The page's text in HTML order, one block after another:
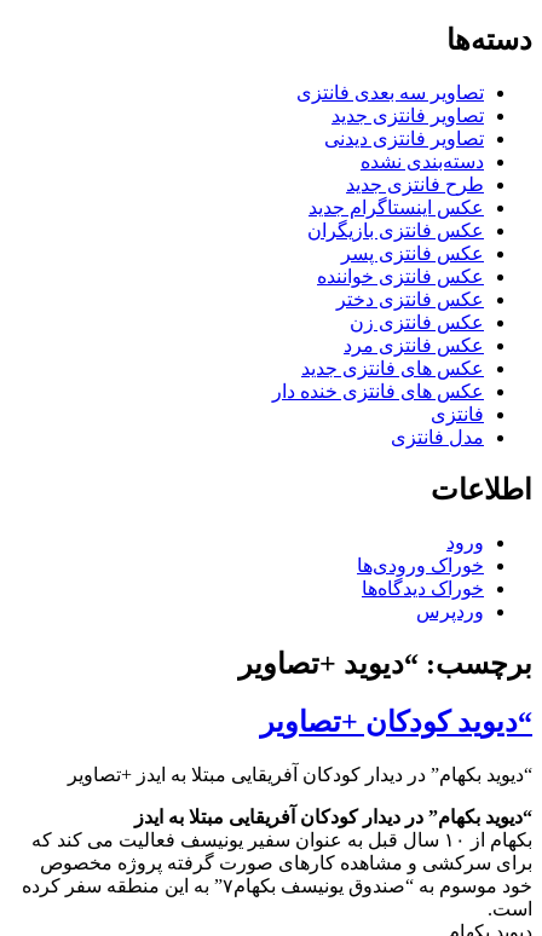
دسته‌ها
تصاویر سه بعدی فانتزی
تصاویر فانتزی جدید
تصاویر فانتزی دیدنی
دسته‌بندی نشده
طرح فانتزی جدید
عکس اینستاگرام جدید
عکس فانتزی بازیگران
عکس فانتزی پسر
عکس فانتزی خواننده
عکس فانتزی دختر
عکس فانتزی زن
عکس فانتزی مرد
عکس های فانتزی جدید
عکس های فانتزی خنده دار
فانتزی
مدل فانتزی
اطلاعات
ورود
خوراک ورودی‌ها
خوراک دیدگاه‌ها
وردپرس
برچسب: “دیوید +تصاویر
“دیوید کودکان +تصاویر
“دیوید بکهام” در دیدار کودکان آفریقایی مبتلا به ایدز +تصاویر
“دیوید بکهام” در دیدار کودکان آفریقایی مبتلا به ایدز
بکهام از ۱۰ سال قبل به عنوان سفیر یونیسف فعالیت می کند که
برای سرکشی و مشاهده کارهای صورت گرفته پروژه مخصوص
خود موسوم به “صندوق یونیسف بکهام۷” به این منطقه سفر کرده
است.
دیوید بکهام